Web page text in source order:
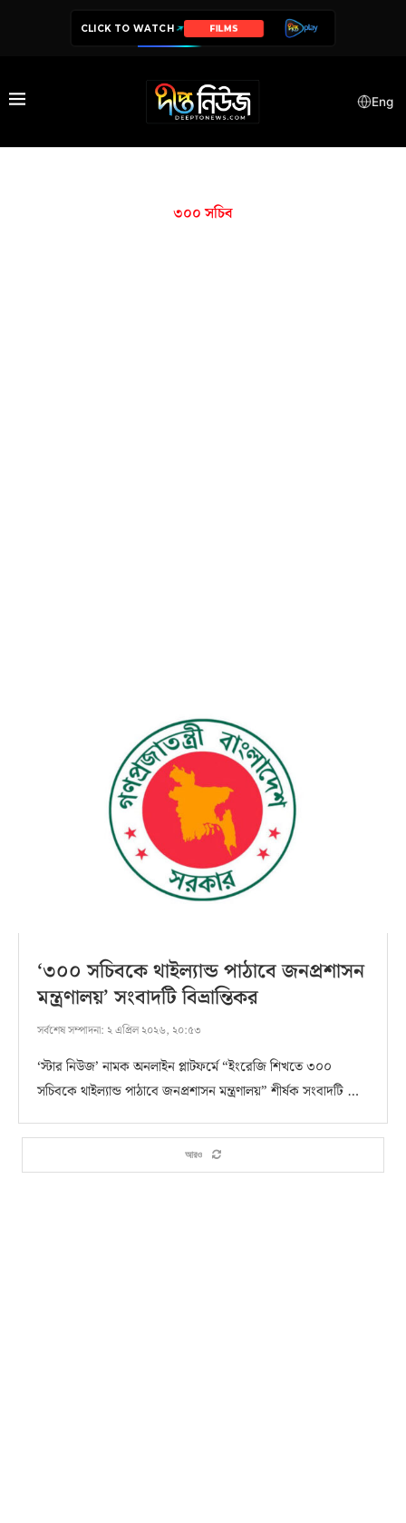
CLICK TO WATCH FILMS
Eng
৩০০ সচিব
‘৩০০ সচিবকে থাইল্যান্ড পাঠাবে জনপ্রশাসন
মন্ত্রণালয়’ সংবাদটি বিভ্রান্তিকর
সর্বশেষ সম্পাদনা: ২ এপ্রিল ২০২৬, ২০:৫৩
‘স্টার নিউজ’ নামক অনলাইন প্লাটফর্মে “ইংরেজি শিখতে ৩০০
সচিবকে থাইল্যান্ড পাঠাবে জনপ্রশাসন মন্ত্রণালয়” শীর্ষক সংবাদটি …
আরও